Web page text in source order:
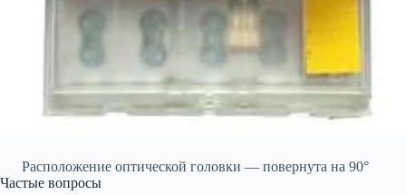
Расположение оптической головки — повернута на 90°
Частые вопросы